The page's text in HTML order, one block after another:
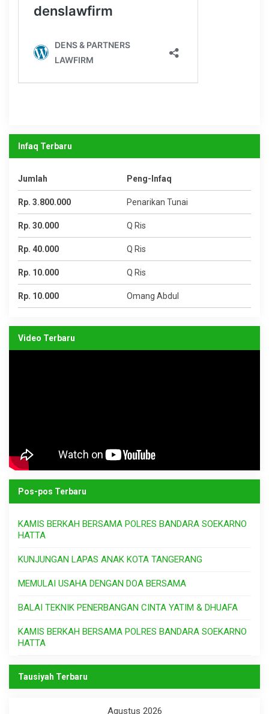
Infaq Terbaru
Jumlah Peng-Infaq
Rp. 3.800.000 Penarikan Tunai
Rp. 30.000 Q Ris
Rp. 40.000 Q Ris
Rp. 10.000 Q Ris
Rp. 10.000 Omang Abdul
Video Terbaru
Pos-pos Terbaru
KAMIS BERKAH BERSAMA POLRES BANDARA SOEKARNO
HATTA
KUNJUNGAN LAPAS ANAK KOTA TANGERANG
MEMULAI USAHA DENGAN DOA BERSAMA
BALAI TEKNIK PENERBANGAN CINTA YATIM & DHUAFA
KAMIS BERKAH BERSAMA POLRES BANDARA SOEKARNO
HATTA
Tausiyah Terbaru
Agustus 2026